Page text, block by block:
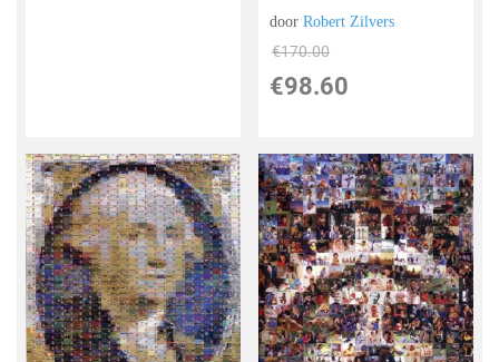
doorRobert Zilvers
€170.00
€98.60